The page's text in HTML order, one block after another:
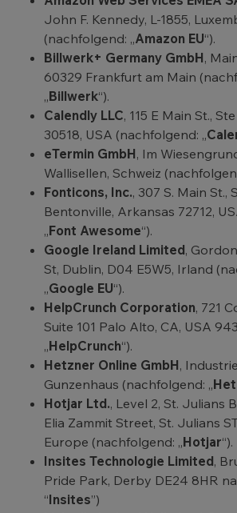
John F. Kennedy, L-1855,
(nachfolgend: „Amazon EU“).
Billwerk+ Germany GmbH,
60329 Frankfurt am Main
„Billwerk“).
Calendly LLC, 115 E Main St.,
30518, USA (nachfolgend: „
eTermin GmbH, Im
Wallisellen, Schweiz
Fonticons, Inc., 307 S. Main St.,
Bentonville, Arkansas 72712,
„Font Awesome“).
Google Ireland Limited,
St, Dublin, D04 E5W5, Irland
„Google EU“).
HelpCrunch Corporation, 721
Suite 101 Palo Alto, CA, USA
„HelpCrunch“).
Hetzner Online GmbH,
Gunzenhaus (nachfolgend: „
Hotjar Ltd., Level 2, St. Julians
Elia Zammit Street, St. Julians
Europe (nachfolgend: „Hotjar“).
Insites Technologie Limited,
Pride Park, Derby DE24 8HR
“Insites”)